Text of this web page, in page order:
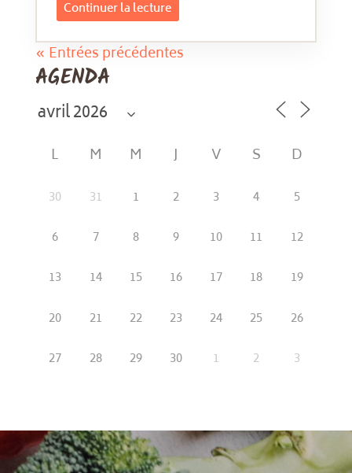
Continuer la lecture
« Entrées précédentes
AGENDA
L M M J V S D
30 31 1 2 3 4
5
6
7 8 9 10 11
12
13
14 15 16 17 18
19
20
21 22 23 24 25
26
27
28 29 30 1 2 3